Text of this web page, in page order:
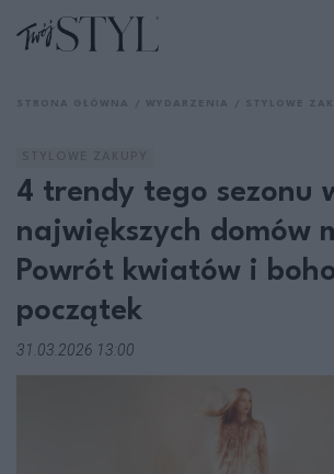
4 trendy tego sezonu
największych domów
Powrót kwiatów i
początek
31.03.2026 13:00